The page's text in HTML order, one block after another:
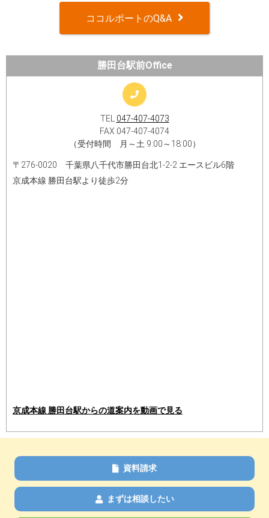
ココルポートのQ&A
勝田台駅前Office
TEL 047-407-4073
FAX 047-407-4074
（受付時間 月～土 9:00～18:00）
〒276-0020 千葉県八千代市勝田台北1-2-2 エースビル6階
京成本線 勝田台駅より徒歩2分
京成本線 勝田台駅からの道案内を動画で見る
資料請求
まずは相談したい